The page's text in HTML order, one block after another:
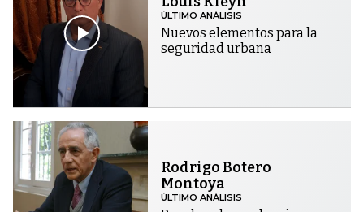
ÚLTIMO ANÁLISIS
Nuevos elementos para la
seguridad urbana
Rodrigo Botero
Montoya
ÚLTIMO ANÁLISIS